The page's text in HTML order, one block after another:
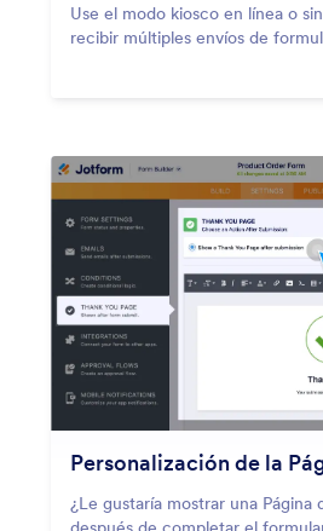
Use el modo kiosco en línea o
recibir múltiples envíos de
¿Le gustaría mostrar una Página